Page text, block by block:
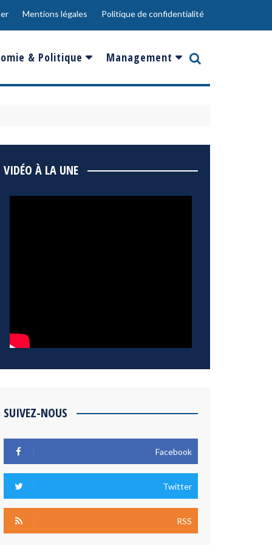
Mentions légales Politique de confidentialité
& Politique Management
Innovation
VIDÉO À LA UNE
SUIVEZ-NOUS
Facebook
Twitter
RSS